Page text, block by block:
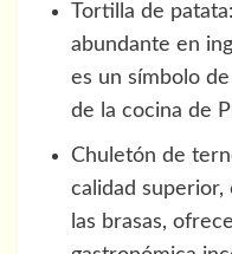
Tortilla de
abundante en
es un símbolo
de la cocina de
Chuletón de
calidad superior,
las brasas,